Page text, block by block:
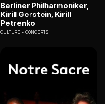
Berliner Philharmoniker,
Kirill Gerstein, Kirill
Petrenko
CULTURE CONCERTS